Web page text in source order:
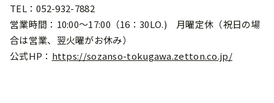
TEL：052-932-7882
営業時間：10:00～17:00（16：30LO.) 月曜定休（祝日の場
合は営業、翌火曜がお休み）
公式HP： https://sozanso-tokugawa.zetton.co.jp/